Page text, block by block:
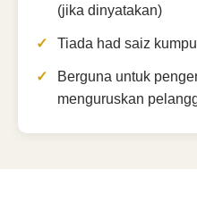
(jika dinyatakan)
Tiada had saiz
Berguna untuk
menguruskan